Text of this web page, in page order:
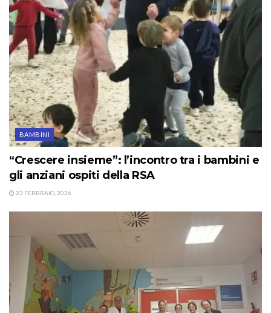
BAMBINI
“Crescere insieme”: l’incontro tra i bambini e
gli anziani ospiti della RSA
23 FEBBRAIO, 2026